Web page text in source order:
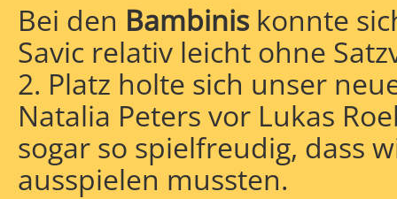
Bei den Bambinis konnte
Savic relativ leicht ohne
2. Platz holte sich unser
Natalia Peters vor Lukas
sogar so spielfreudig, dass
ausspielen mussten.